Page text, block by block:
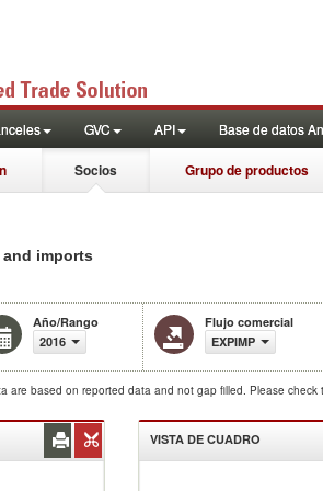
GVC API Base de datos
Socios Grupo de productos
imports
Año/Rango
2016
Flujo comercial
EXPIMP
are based on reported data and not gap filled. Please check
VISTA DE CUADRO